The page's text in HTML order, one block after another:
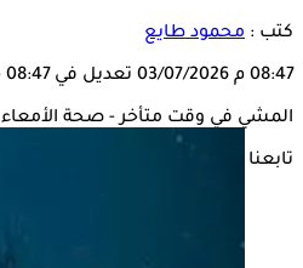
كتب : محمود طايع
08:47 م 03/07/2026 تعديل في 08:47 م
المشي في وقت متأخر - صحة الأمعاء
تابعنا على